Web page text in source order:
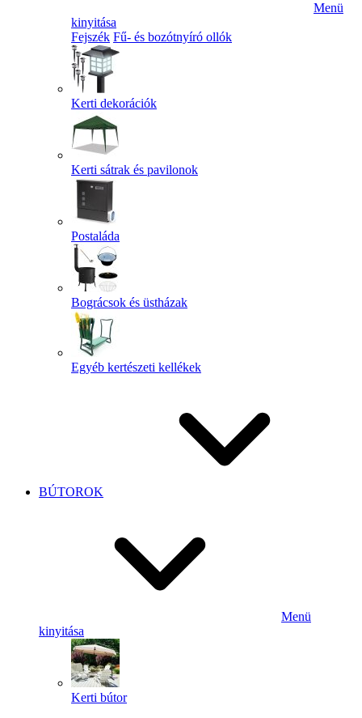
Menü
kinyitása
Fejszék Fű- és bozótnyíró ollók
Kerti dekorációk
Kerti sátrak és pavilonok
Postaláda
Bográcsok és üstházak
Egyéb kertészeti kellékek
BÚTOROK
Menü
kinyitása
Kerti bútor